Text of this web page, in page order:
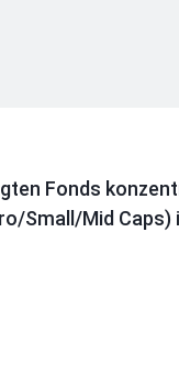
Fonds
Small/Mid Caps)